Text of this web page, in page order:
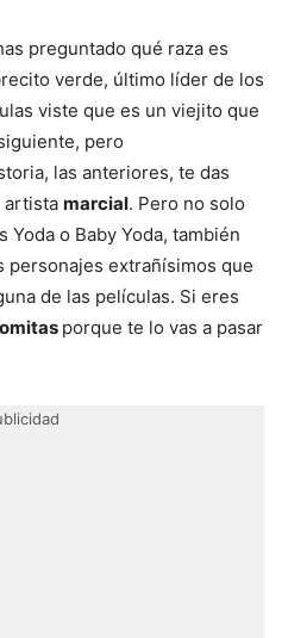
preguntado qué raza es
verde, último líder de los
viste que es un viejito que
pero
las anteriores, te das
artista marcial. Pero no solo
Yoda o Baby Yoda, también
personajes extrañísimos que
de las películas. Si eres
porque te lo vas a pasar